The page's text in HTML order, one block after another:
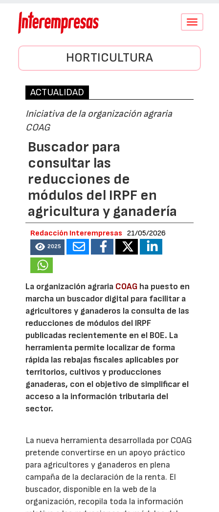
Conmutar
HORTICULTURA
ACTUALIDAD
Iniciativa de la organización agraria
COAG
Buscador para
consultar las
reducciones de
módulos del IRPF en
agricultura y ganadería
Redacción Interempresas 21/05/2026
2025
La organización agraria COAG ha puesto en
marcha un buscador digital para facilitar a
agricultores y ganaderos la consulta de las
reducciones de módulos del IRPF
publicadas recientemente en el BOE. La
herramienta permite localizar de forma
rápida las rebajas fiscales aplicables por
territorios, cultivos y producciones
ganaderas, con el objetivo de simplificar el
acceso a la información tributaria del
sector.
La nueva herramienta desarrollada por COAG
pretende convertirse en un apoyo práctico
para agricultores y ganaderos en plena
campaña de la declaración de la renta. El
buscador, disponible en la web de la
organización, recopila toda la información